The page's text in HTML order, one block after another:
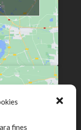
fines
and